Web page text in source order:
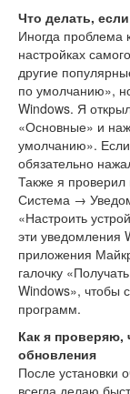
Что делать,
Иногда проблема
настройках
другие
по умолчанию»,
Windows. Я
«Основные» и
умолчанию».
обязательно
Также я
Система →
«Настроить
эти уведомления
приложения
галочку
Windows», чтобы
программ.
Как я проверяю,
обновления
После установки
всегда делаю